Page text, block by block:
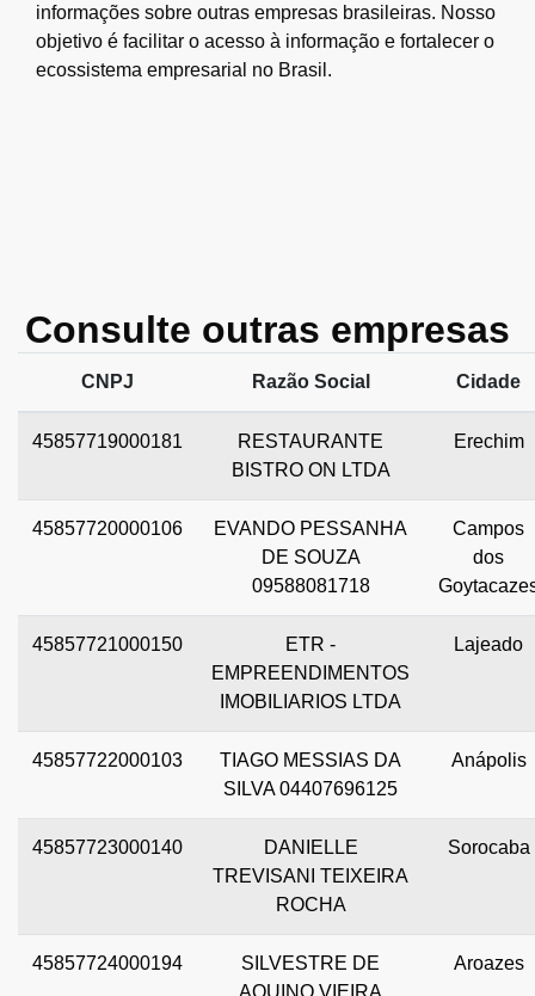
informações sobre outras empresas brasileiras. Nosso
objetivo é facilitar o acesso à informação e fortalecer o
ecossistema empresarial no Brasil.
Consulte outras empresas
CNPJ Razão Social Cidade
45857719000181
RESTAURANTE
BISTRO ON LTDA
Erechim
45857720000106
EVANDO PESSANHA
DE SOUZA
09588081718
Campos
dos
45857721000150
ETR -
EMPREENDIMENTOS
IMOBILIARIOS LTDA
Lajeado
45857722000103
TIAGO MESSIAS DA
SILVA 04407696125
Anápolis
45857723000140
DANIELLE
TREVISANI TEIXEIRA
ROCHA
Sorocaba
45857724000194
SILVESTRE DE
Aroazes